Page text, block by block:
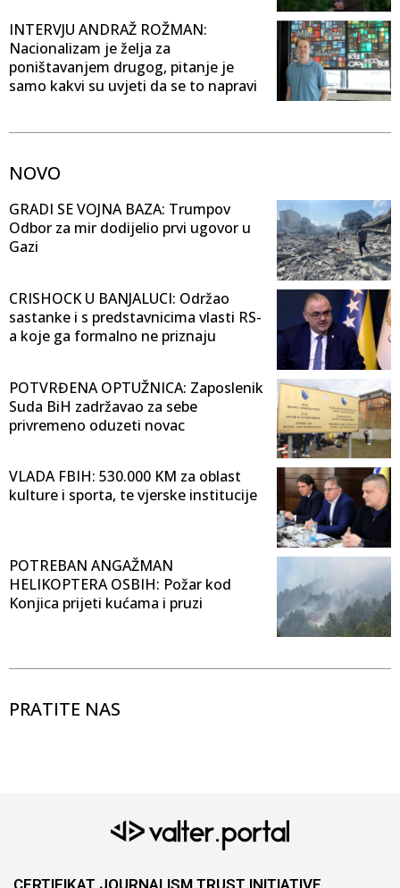
INTERVJU ANDRAŽ ROŽMAN:
Nacionalizam je želja za
poništavanjem drugog, pitanje je
samo kakvi su uvjeti da se to napravi
NOVO
GRADI SE VOJNA BAZA: Trumpov
Odbor za mir dodijelio prvi ugovor u
Gazi
CRISHOCK U BANJALUCI: Održao
sastanke i s predstavnicima vlasti RS-
a koje ga formalno ne priznaju
POTVRĐENA OPTUŽNICA: Zaposlenik
Suda BiH zadržavao za sebe
privremeno oduzeti novac
VLADA FBIH: 530.000 KM za oblast
kulture i sporta, te vjerske institucije
POTREBAN ANGAŽMAN
HELIKOPTERA OSBIH: Požar kod
Konjica prijeti kućama i pruzi
PRATITE NAS
CERTIFIKAT JOURNALISM TRUST INITIATIVE